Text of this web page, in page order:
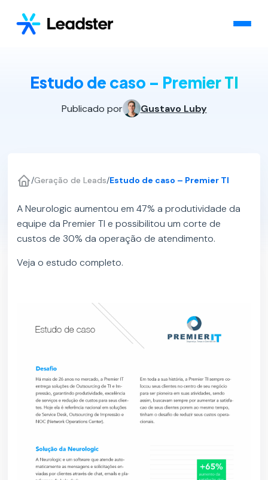
Estudo de caso – Premier TI
Publicado por Gustavo Luby
/Geração de Leads/Estudo de caso – Premier TI
A Neurologic aumentou em 47% a produtividade da
equipe da Premier TI e possibilitou um corte de
custos de 30% da operação de atendimento.
Veja o estudo completo.